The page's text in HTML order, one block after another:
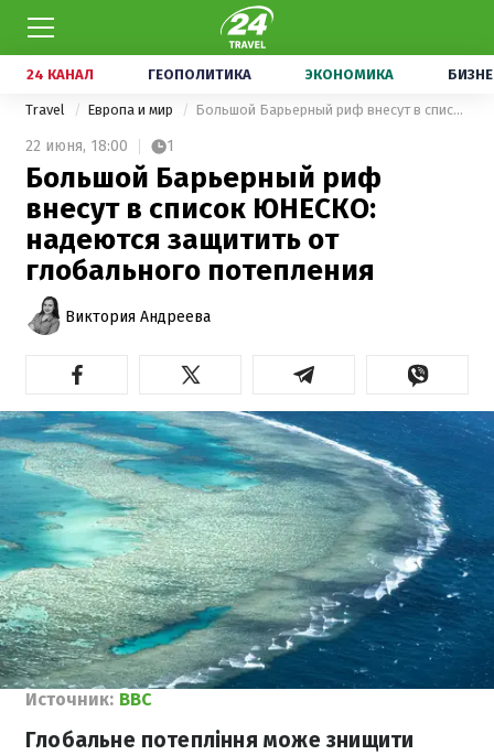
24 КАНАЛ ГЕОПОЛИТИКА ЭКОНОМИКА
Travel Европа и мир Большой Барьерный риф внесут в список ЮНЕСКО: надеются защитить от глобального потепления
22 июня, 18:00 1
Большой Барьерный риф
внесут в список ЮНЕСКО:
надеются защитить от
глобального потепления
Виктория Андреева
Источник: ВВС
Глобальне потепління може знищити